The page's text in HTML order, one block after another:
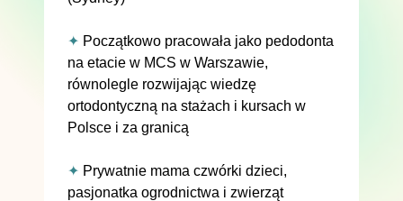
✦ Początkowo pracowała jako pedodonta
na etacie w MCS w Warszawie,
równolegle rozwijając wiedzę
ortodontyczną na stażach i kursach w
Polsce i za granicą
✦ Prywatnie mama czwórki dzieci,
pasjonatka ogrodnictwa i zwierząt